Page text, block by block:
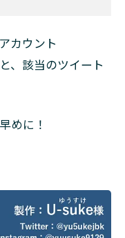
カウント
、該当のツイート
めに！